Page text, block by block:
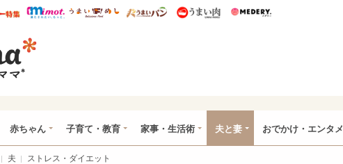
* ウレぴあ総研 ディズニー特集
mimot. うまいめし うまいパン うまい肉
赤ちゃん 子育て・教育 家事・生活術 夫と妻 おでかけ・エンタメ
夫 ストレス・ダイエット